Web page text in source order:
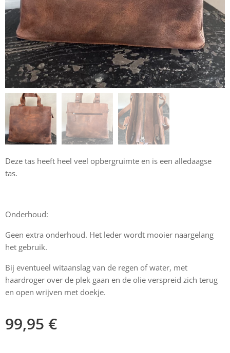
Deze tas heeft heel veel opbergruimte en is een alledaagse
tas.
Onderhoud:
Geen extra onderhoud. Het leder wordt mooier naargelang
het gebruik.
Bij eventueel witaanslag van de regen of water, met
haardroger over de plek gaan en de olie verspreid zich terug
en open wrijven met doekje.
99,95 €